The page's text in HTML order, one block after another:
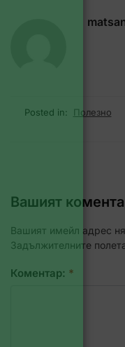
Posted in: Полезно
Вашият
Вашият имейл адрес
Задължителните
Коментар: *